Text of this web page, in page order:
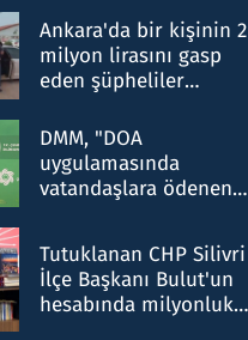
ifadelerinden ortaya
çıkan tablo şok etti
Ankara'da bir kişinin 2
milyon lirasını gasp
eden şüpheliler
DMM, "DOA
uygulamasında
vatandaşlara ödenen
düşürüldüğü" iddiasını
yalanladı
Tutuklanan CHP Silivri
İlçe Başkanı Bulut'un
hesabında milyonluk